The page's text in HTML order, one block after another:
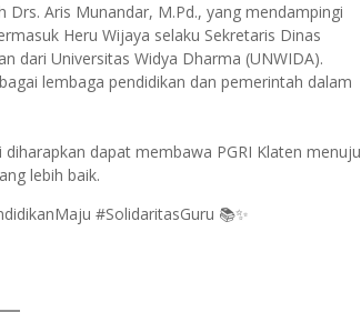
Aris Munandar, M.Pd., yang mendampingi
Heru Wijaya selaku Sekretaris Dinas
dari Universitas Widya Dharma (UNWIDA).
lembaga pendidikan dan pemerintah dalam
dapat membawa PGRI Klaten menuju
lebih baik.
#SolidaritasGuru 📚✨